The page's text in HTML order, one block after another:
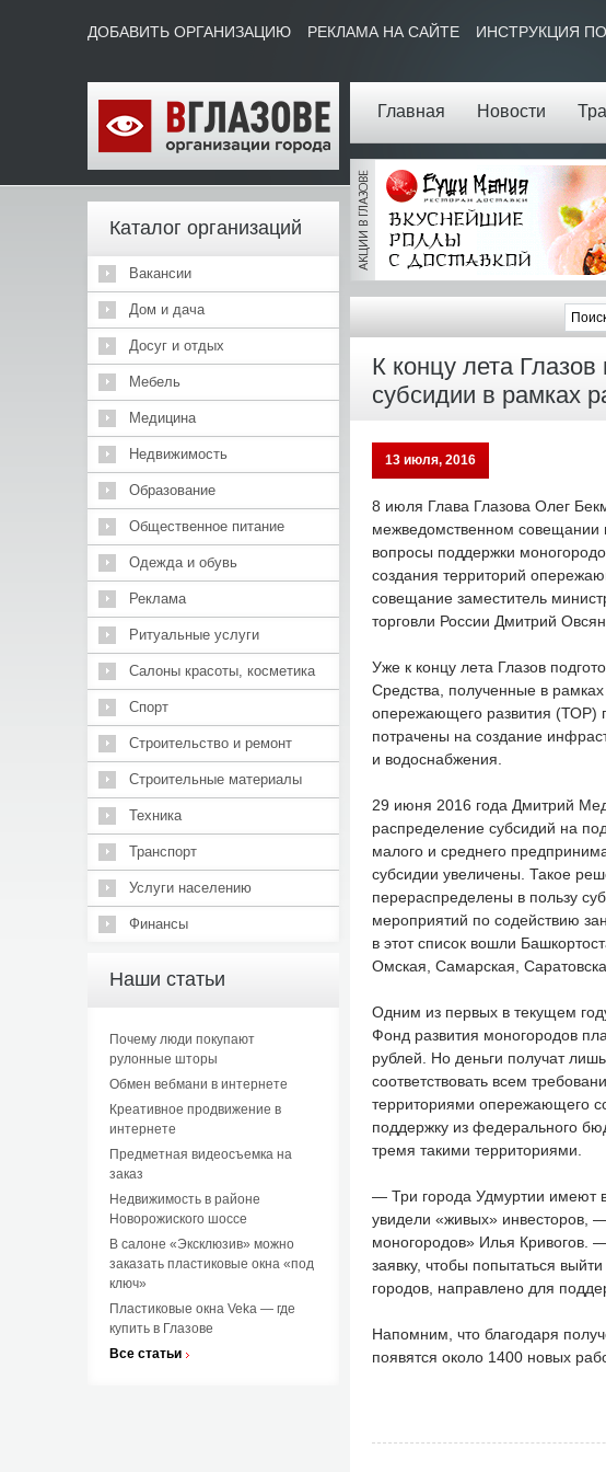
Главная Новости
ДОБАВИТЬ ОРГАНИЗАЦИЮ РЕКЛАМА НА САЙТЕ ИНСТРУКЦИЯ
Каталог организаций
Вакансии
Дом и дача
Досуг и отдых
Мебель
Медицина
Недвижимость
Образование
Общественное питание
Одежда и обувь
Реклама
Ритуальные услуги
Салоны красоты, косметика
Спорт
Строительство и ремонт
Строительные материалы
Техника
Транспорт
Услуги населению
Финансы
Наши статьи
Почему люди покупают
рулонные шторы
Обмен вебмани в интернете
Креативное продвижение в
интернете
Предметная видеосъемка на
заказ
Недвижимость в районе
Новорожиского шоссе
В салоне «Эксклюзив» можно
заказать пластиковые окна «под
ключ»
Пластиковые окна Veka — где
купить в Глазове
Все статьи
К концу лета
субсидии в рамках
13 июля, 2016
8 июля Глава Глазова Олег
межведомственном совещании
вопросы поддержки
создания территорий
совещание заместитель
торговли России Дмитрий
Уже к концу лета Глазов
Средства, полученные в
опережающего развития (ТОР)
потрачены на создание
и водоснабжения.
29 июня 2016 года Дмитрий
распределение субсидий на
малого и среднего
субсидии увеличены. Такое
перераспределены в пользу
мероприятий по содействию
в этот список вошли
Омская, Самарская,
Одним из первых в текущем
Фонд развития моногородов
рублей. Но деньги получат
соответствовать всем
территориями опережающего
поддержку из федерального
тремя такими территориями.
— Три города Удмуртии имеют
увидели «живых» инвесторов,
моногородов» Илья Кривогов.
заявку, чтобы попытаться
городов, направлено для
Напомним, что благодаря
появятся около 1400 новых